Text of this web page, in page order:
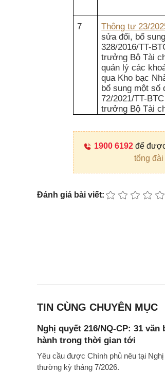
7 Thông tư 23/
sửa đổi, bổ
328/2016/TT-
trưởng Bộ Tài
quản lý các
qua Kho bạc
bổ sung một số
72/2021/TT-
trưởng Bộ Tài
1900 6192 để
tổng đài
Đánh giá bài viết:
TIN CÙNG CHUYÊN MỤC
Nghị quyết 216/NQ-CP: 31
hành trong thời gian tới
Yêu cầu được Chính phủ nêu tại
thường kỳ tháng 7/2026.